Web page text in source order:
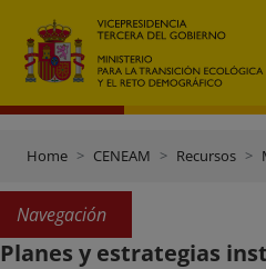
Home CENEAM Recursos
Navegación
Planes y estrategias